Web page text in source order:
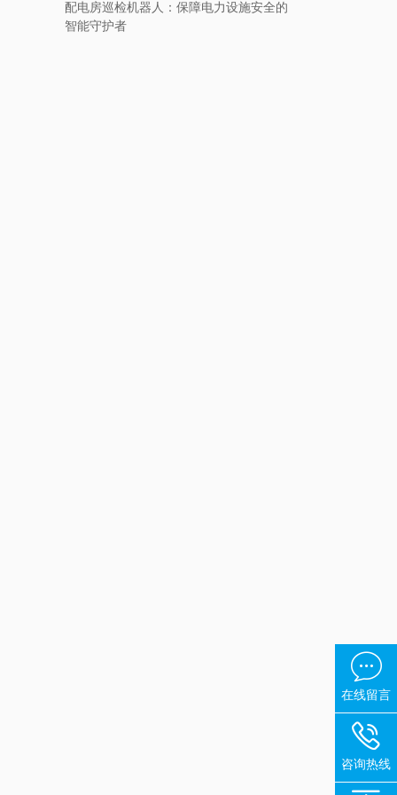
配电房巡检机器人：保障电力设施安全的
智能守护者

在线留言

咨询热线